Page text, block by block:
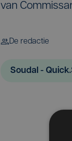
van
De redactie
Soudal -